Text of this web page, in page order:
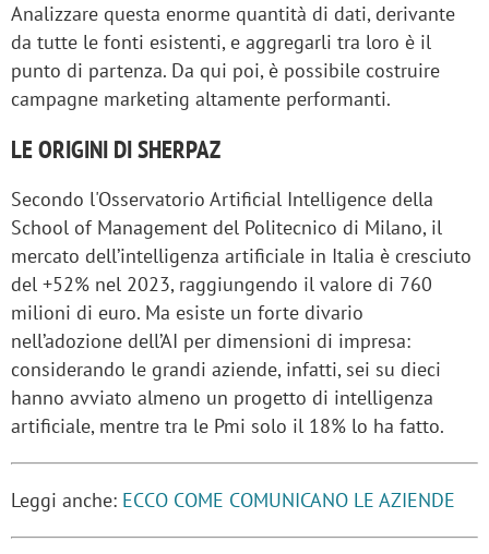
Analizzare questa enorme quantità di dati, derivante
da tutte le fonti esistenti, e aggregarli tra loro è il
punto di partenza. Da qui poi, è possibile costruire
campagne marketing altamente performanti.
LE ORIGINI DI SHERPAZ
Secondo l'Osservatorio Artificial Intelligence della
School of Management del Politecnico di Milano, il
mercato dell’intelligenza artificiale in Italia è cresciuto
del +52% nel 2023, raggiungendo il valore di 760
milioni di euro. Ma esiste un forte divario
nell’adozione dell’AI per dimensioni di impresa:
considerando le grandi aziende, infatti, sei su dieci
hanno avviato almeno un progetto di intelligenza
artificiale, mentre tra le Pmi solo il 18% lo ha fatto.
Leggi anche: ECCO COME COMUNICANO LE AZIENDE